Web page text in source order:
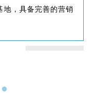
，具备完善的营销